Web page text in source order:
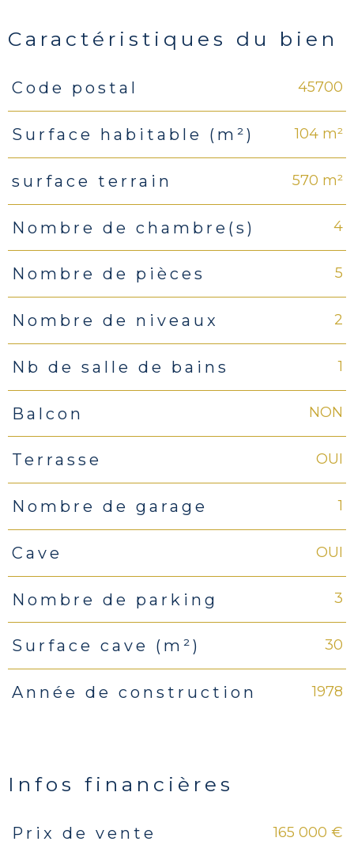
Caractéristiques du bien
Caractéristiques
Code postal 45700
Surface habitable (m²) 104 m²
surface terrain 570 m²
Nombre de chambre(s) 4
Nombre de pièces 5
Nombre de niveaux 2
Nb de salle de bains 1
Balcon NON
Terrasse OUI
Nombre de garage 1
Cave OUI
Nombre de parking 3
Surface cave (m²) 30
Année de construction 1978
Infos financières
Caractéristiques Valeurs
Prix de vente 165 000 €